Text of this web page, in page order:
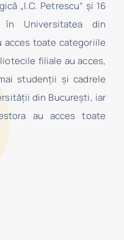
„I.C. Petrescu” şi 16
în Universitatea din
acces toate categoriile
filiale au acces,
studenţii şi cadrele
din București, iar
au acces toate